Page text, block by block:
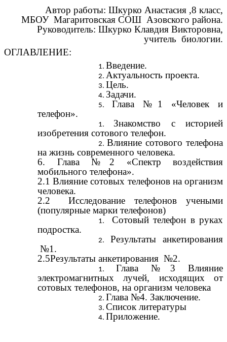
Автор работы: Шкурко Анастасия ,8 класс,
МБОУ Магаритовская СОШ Азовского района.
Руководитель: Шкурко Клавдия Викторовна,
учитель биологии.
ОГЛАВЛЕНИЕ:
Введение.
Актуальность проекта.
Цель.
Задачи.
Глава №1 «Человек и
телефон».
Знакомство с историей
изобретения сотового телефон.
Влияние сотового телефона
на жизнь современного человека.
6. Глава №2 «Спектр воздействия
мобильного телефона».
2.1 Влияние сотовых телефонов на организм
человека.
2.2 Исследование телефонов учеными
(популярные марки телефонов)
Сотовый телефон в руках
подростка.
Результаты анкетирования
№1.
2.5Результаты анкетирования №2.
Глава №3 Влияние
электромагнитных лучей, исходящих от
сотовых телефонов, на организм человека
Глава №4. Заключение.
Список литературы
Приложение.